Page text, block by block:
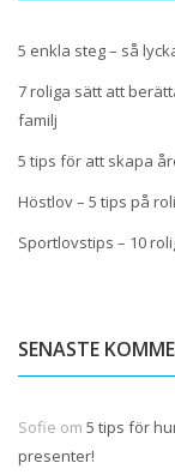
5 enkla steg – så
7 roliga sätt att
familj
5 tips för att skapa
Höstlov – 5 tips på
Sportlovstips – 10
SENASTE
Sofie om 5 tips för
presenter!